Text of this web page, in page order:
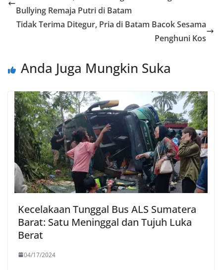
Bullying Remaja Putri di Batam
Tidak Terima Ditegur, Pria di Batam Bacok Sesama
Penghuni Kos
Anda Juga Mungkin Suka
Kecelakaan Tunggal Bus ALS Sumatera
Barat: Satu Meninggal dan Tujuh Luka
Berat
04/17/2024